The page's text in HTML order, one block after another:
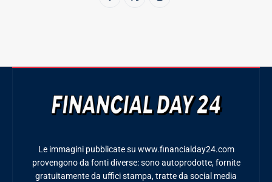
Le immagini pubblicate su www.financialday24.com
provengono da fonti diverse: sono autoprodotte, fornite
gratuitamente da uffici stampa, tratte da social media